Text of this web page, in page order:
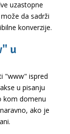
uzastopne
da sadrži
konverzije.
u
"www" ispred
u pisanju
kom domenu
ako je